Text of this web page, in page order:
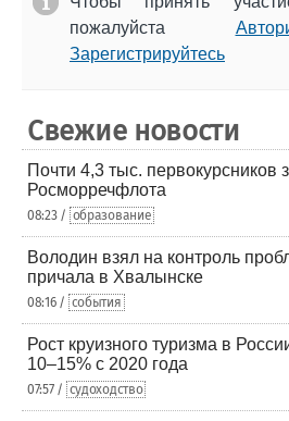
пожалуйста
Зарегистрируйтесь
Свежие новости
Почти 4,3 тыс. первокурсников
Росморречфлота
08:23 / образование
Володин взял на контроль
причала в Хвалынске
08:16 / события
Рост круизного туризма в
10–15% с 2020 года
07:57 / судоходство